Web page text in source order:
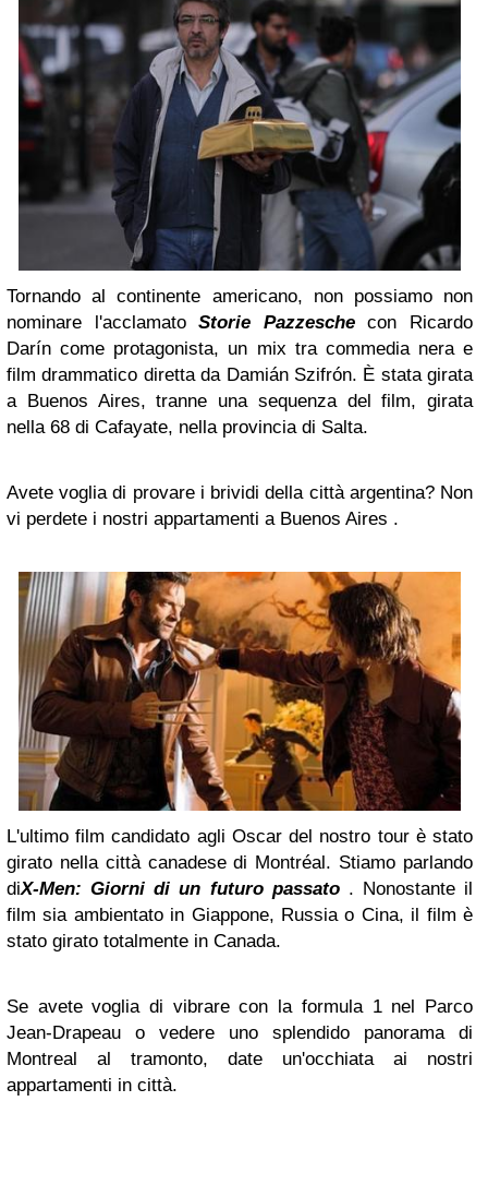
Tornando al continente americano, non possiamo non
nominare l'acclamatoStorie Pazzeschecon Ricardo
Darín come protagonista, un mix tra commedia nera e
film drammatico diretta da Damián Szifrón. È stata girata
a Buenos Aires, tranne una sequenza del film, girata
nella 68 di Cafayate, nella provincia di Salta.
Avete voglia di provare i brividi della città argentina? Non
vi perdete i nostri appartamenti a Buenos Aires .
L'ultimo film candidato agli Oscar del nostro tour è stato
girato nella città canadese di Montréal. Stiamo parlando
diX-Men: Giorni di un futuro passato . Nonostante il
film sia ambientato in Giappone, Russia o Cina, il film è
stato girato totalmente in Canada.
Se avete voglia di vibrare con la formula 1 nel Parco
Jean-Drapeau o vedere uno splendido panorama di
Montreal al tramonto, date un'occhiata ai nostri
appartamenti in città.